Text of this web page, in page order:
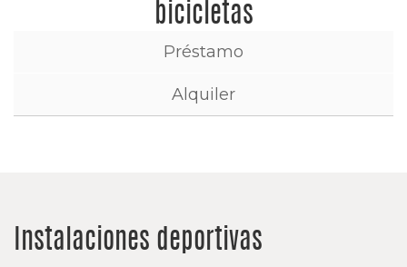
bicicletas
Préstamo
Alquiler
Instalaciones deportivas